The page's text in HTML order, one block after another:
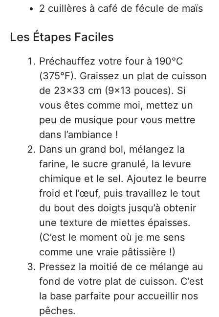
2 cuillères à café de fécule de maïs
Les Étapes Faciles
Préchauffez votre four à 190°C
(375°F). Graissez un plat de cuisson
de 23×33 cm (9×13 pouces). Si
vous êtes comme moi, mettez un
peu de musique pour vous mettre
dans l’ambiance !
Dans un grand bol, mélangez la
farine, le sucre granulé, la levure
chimique et le sel. Ajoutez le beurre
froid et l’œuf, puis travaillez le tout
du bout des doigts jusqu’à obtenir
une texture de miettes épaisses.
(C’est le moment où je me sens
comme une vraie pâtissière !)
Pressez la moitié de ce mélange au
fond de votre plat de cuisson. C’est
la base parfaite pour accueillir nos
pêches.